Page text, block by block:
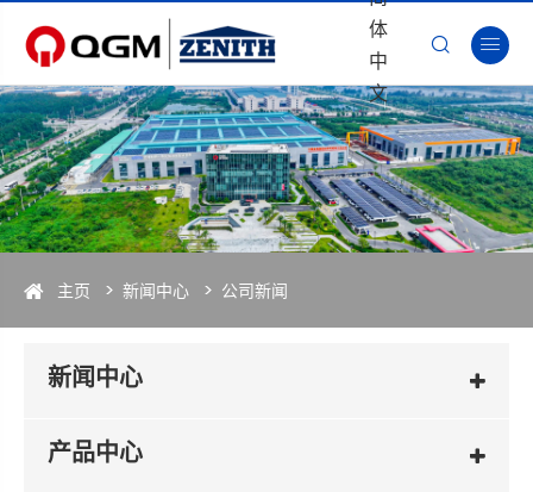
体
中
文
 
主页 新闻中心 公司新闻
新闻中心
产品中心